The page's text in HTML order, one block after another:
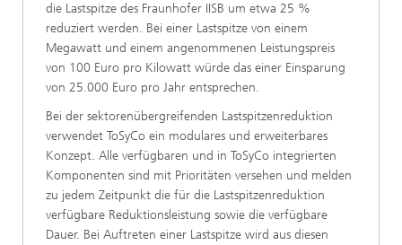
die Lastspitze des Fraunhofer IISB um etwa 25 %
reduziert werden. Bei einer Lastspitze von einem
Megawatt und einem angenommenen Leistungspreis
von 100 Euro pro Kilowatt würde das einer Einsparung
von 25.000 Euro pro Jahr entsprechen.
Bei der sektorenübergreifenden Lastspitzenreduktion
verwendet ToSyCo ein modulares und erweiterbares
Konzept. Alle verfügbaren und in ToSyCo integrierten
Komponenten sind mit Prioritäten versehen und melden
zu jedem Zeitpunkt die für die Lastspitzenreduktion
verfügbare Reduktionsleistung sowie die verfügbare
Dauer. Bei Auftreten einer Lastspitze wird aus diesen